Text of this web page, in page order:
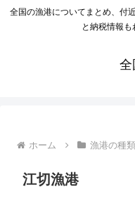
全国の漁港についてまとめ、付
と納税情報も
全
ホーム 漁港の種類
江切漁港